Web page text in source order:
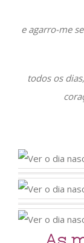
e agarro-me
todos os